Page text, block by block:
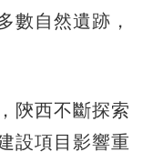
數自然遺跡，
西不斷探索
設項目影響重